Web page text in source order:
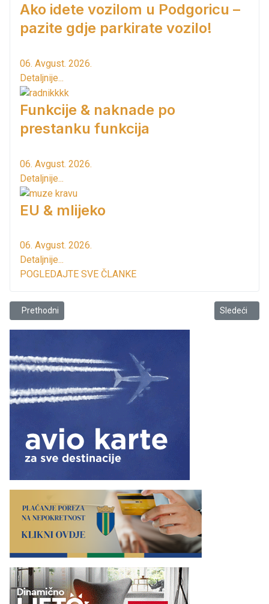
Ako idete vozilom u Podgoricu –
pazite gdje parkirate vozilo!
06. Avgust. 2026.
Detaljnije...
Funkcije & naknade po
prestanku funkcija
06. Avgust. 2026.
Detaljnije...
EU & mlijeko
06. Avgust. 2026.
Detaljnije...
POGLEDAJTE SVE ČLANKE
Prethodni članak: Za koncesiju lučkih usluga zainteresovana tri
Prethodni Sledeći
Sledeći